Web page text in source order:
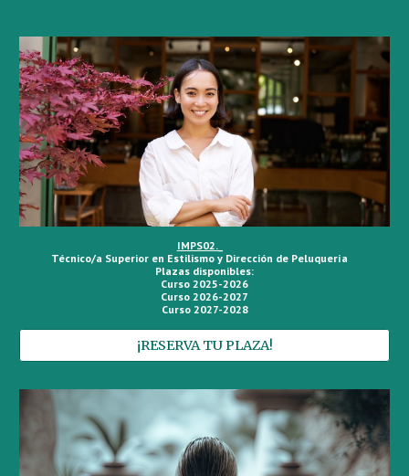
IMPS02._
Técnico/a Superior en Estilismo y Dirección de Peluquería
Plazas disponibles:
Curso 2025-2026
Curso 2026-2027
Curso 2027-2028
¡RESERVA TU PLAZA!